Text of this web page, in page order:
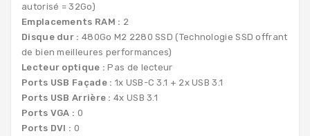
autorisé = 32Go)
Emplacements RAM : 2
Disque dur : 480Go M2 2280 SSD (Technologie SSD offrant
de bien meilleures performances)
Lecteur optique : Pas de lecteur
Ports USB Façade : 1x USB-C 3.1 + 2x USB 3.1
Ports USB Arrière : 4x USB 3.1
Ports VGA : 0
Ports DVI : 0